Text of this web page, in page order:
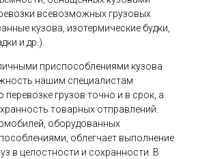
всевозможных грузовых
кузова, изотермические будки,
и др.).
приспособлениями кузова
нашим специалистам
грузов точно и в срок, а
товарных отправлений.
оборудованных
облегчает выполнение
в целостности и сохранности. В